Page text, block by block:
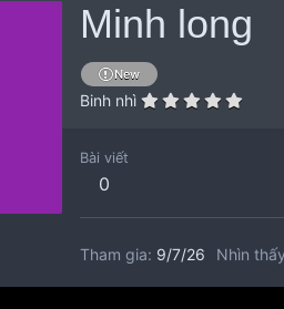
Minh long
New
Binh nhì
Bài viết
0
Tham gia 9/7/26 Nhìn